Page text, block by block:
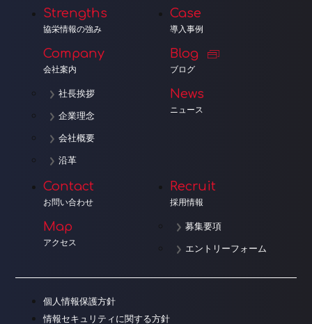
Strengths
協栄情報の強み
Company
会社案内
社長挨拶
企業理念
会社概要
沿革
Case
導入事例
Blog
ブログ
News
ニュース
Contact
お問い合わせ
Map
アクセス
Recruit
採用情報
募集要項
エントリーフォーム
個人情報保護方針
情報セキュリティに関する方針